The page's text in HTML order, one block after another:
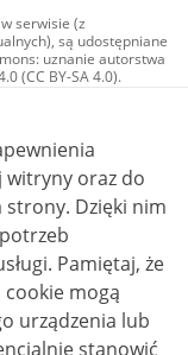
serwisie (z
są udostępniane
uznanie autorstwa
(CC BY-SA 4.0).
zdjęcia, materiały
na licencji typu
użycie
4.0 (CC BY-
inaczej.
witryny oraz do
nim
że
mogą
urządzenia lub
stanowić